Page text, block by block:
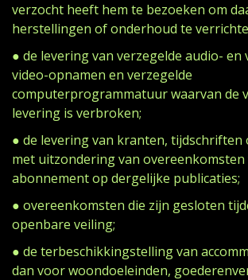
verzocht heeft hem te bezoeken om
herstellingen of onderhoud te
● de levering van verzegelde audio- en
video-opnamen en verzegelde
computerprogrammatuur waarvan de
levering is verbroken;
● de levering van kranten, tijdschriften
met uitzondering van overeenkomsten
abonnement op dergelijke publicaties;
● overeenkomsten die zijn gesloten
openbare veiling;
● de terbeschikkingstelling van
dan voor woondoeleinden,